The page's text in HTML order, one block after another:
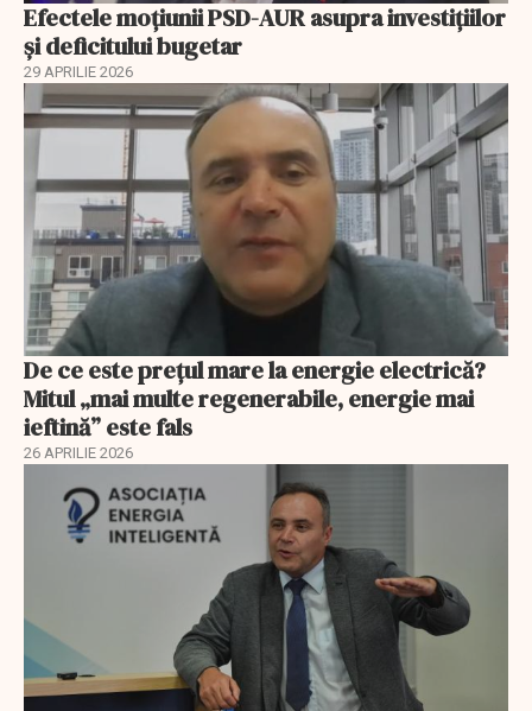
Efectele moțiunii PSD-AUR asupra investițiilor
și deficitului bugetar
29 APRILIE 2026
De ce este prețul mare la energie electrică?
Mitul „mai multe regenerabile, energie mai
ieftină” este fals
26 APRILIE 2026